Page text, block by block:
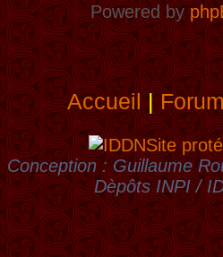
Powered by
Accueil|
Site
Conception : Guillaume
Dèpôts INPI /